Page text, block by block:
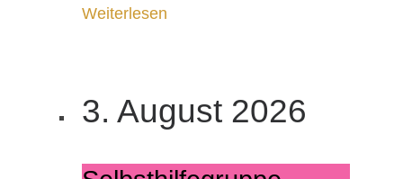
Weiterlesen
3. August 2026